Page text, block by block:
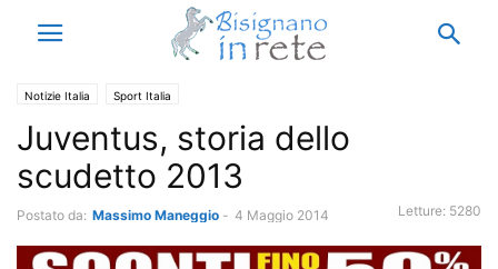
Notizie Italia Sport Italia
Juventus, storia dello
scudetto 2013
Postato da: Massimo Maneggio - 4 Maggio 2014 Letture: 5280